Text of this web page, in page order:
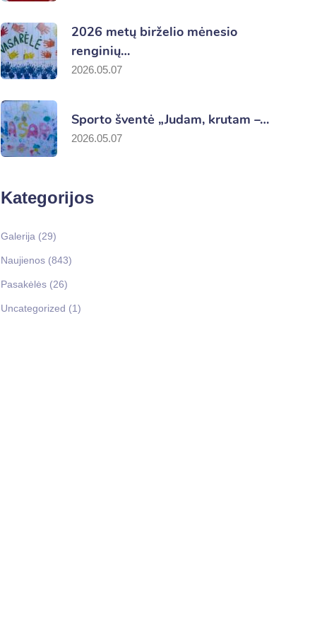
2026 metų birželio mėnesio
renginių…
2026.05.07
Sporto šventė „Judam, krutam –…
2026.05.07
Kategorijos
Galerija (29)
Naujienos (843)
Pasakėlės (26)
Uncategorized (1)